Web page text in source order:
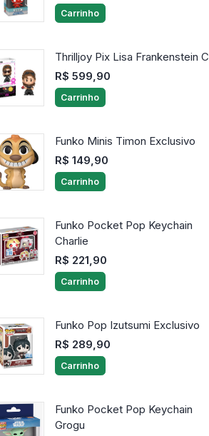
Carrinho
Thrilljoy Pix Lisa Frankenstein C
R$ 599,90
Carrinho
Funko Minis Timon Exclusivo
R$ 149,90
Carrinho
Funko Pocket Pop Keychain
Charlie
R$ 221,90
Carrinho
Funko Pop Izutsumi Exclusivo
R$ 289,90
Carrinho
Funko Pocket Pop Keychain
Grogu